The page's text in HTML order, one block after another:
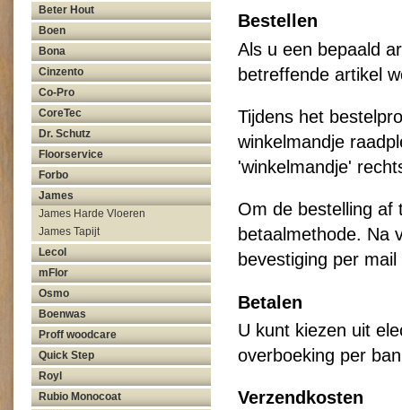
Beter Hout
Boen
Bona
Cinzento
Co-Pro
CoreTec
Dr. Schutz
Floorservice
Forbo
James
James Harde Vloeren
James Tapijt
Lecol
mFlor
Osmo
Boenwas
Proff woodcare
Quick Step
Royl
Rubio Monocoat
Bestellen
Als u een bepaald
betreffende artikel
Tijdens het
winkelmandje
'winkelmandje'
Om de bestelling af
betaalmethode. Na
bevestiging per
Betalen
U kunt kiezen uit
overboeking per
Verzendkosten